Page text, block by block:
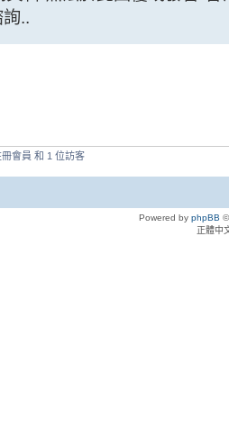
..
會員 和 1 位訪客
Powered by phpBB
正體中